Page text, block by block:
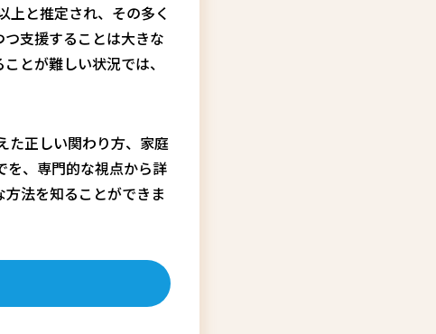
上と推定され、その多く
支援することは大きな
とが難しい状況では、
た正しい関わり方、家庭
を、専門的な視点から詳
法を知ることができま